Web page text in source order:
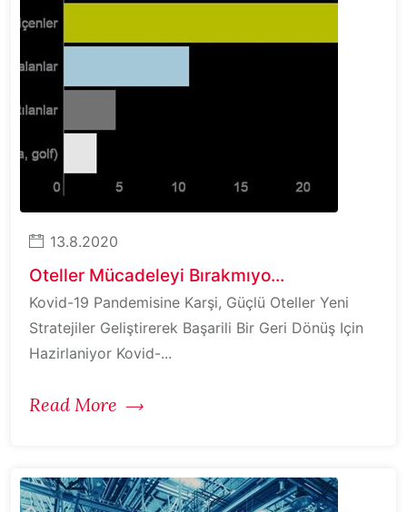
13.8.2020
Oteller Mücadeleyi Bırakmıyo...
Kovid-19 Pandemisine Karşi, Güçlü Oteller Yeni
Stratejiler Geliştirerek Başarili Bir Geri Dönüş Için
Hazirlaniyor Kovid-...
Read More